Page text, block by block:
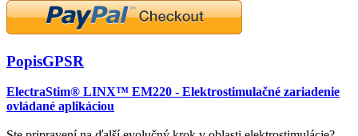
PopisGPSR
ElectraStim® LINX™ EM220 - Elektrostimulačné zariadenie
ovládané aplikáciou